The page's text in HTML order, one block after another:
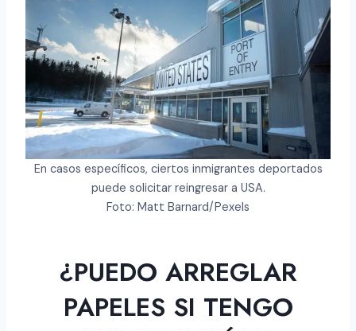
En casos específicos, ciertos inmigrantes deportados
puede solicitar reingresar a USA.
Foto: Matt Barnard/Pexels
¿PUEDO ARREGLAR
PAPELES SI TENGO